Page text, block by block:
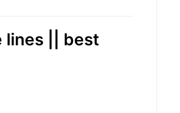
lines || best